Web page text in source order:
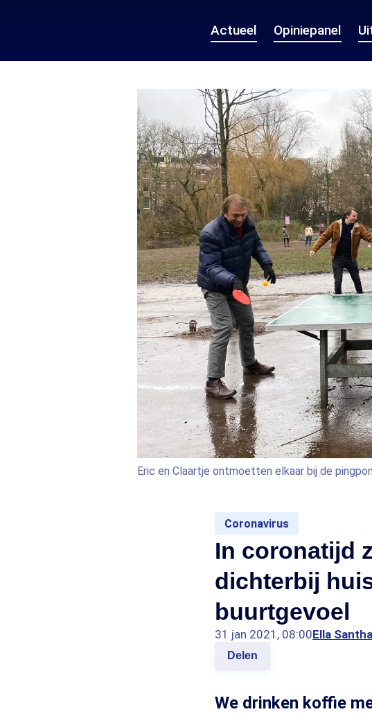
Actueel Opiniepanel
Eric en Claartje ontmoetten elkaar bij de
Coronavirus
In coronatijd
dichterbij
buurtgevoel
31 jan 2021, 08:00Ella
Delen
We drinken koffie